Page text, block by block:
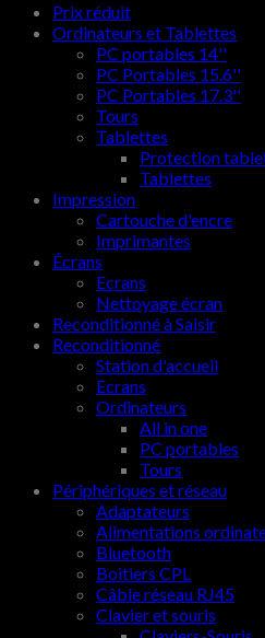
Prix réduit
Ordinateurs et Tablettes
PC portables 14''
PC Portables 15.6''
PC Portables 17.3''
Tours
Tablettes
Protection
Tablettes
Impression
Cartouche d'encre
Imprimantes
Écrans
Ecrans
Nettoyage écran
Reconditionné à Saisir
Reconditionné
Station d'accueil
Ecrans
Ordinateurs
All in one
PC portables
Tours
Périphériques et réseau
Adaptateurs
Alimentations
Bluetooth
Boitiers CPL
Câble réseau RJ45
Clavier et souris